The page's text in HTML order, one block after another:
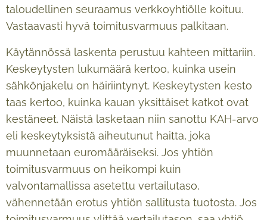
taloudellinen seuraamus verkkoyhtiölle koituu.
Vastaavasti hyvä toimitusvarmuus palkitaan.
Käytännössä laskenta perustuu kahteen mittariin.
Keskeytysten lukumäärä kertoo, kuinka usein
sähkönjakelu on häiriintynyt. Keskeytysten kesto
taas kertoo, kuinka kauan yksittäiset katkot ovat
kestäneet. Näistä lasketaan niin sanottu KAH-arvo
eli keskeytyksistä aiheutunut haitta, joka
muunnetaan euromääräiseksi. Jos yhtiön
toimitusvarmuus on heikompi kuin
valvontamallissa asetettu vertailutaso,
vähennetään erotus yhtiön sallitusta tuotosta. Jos